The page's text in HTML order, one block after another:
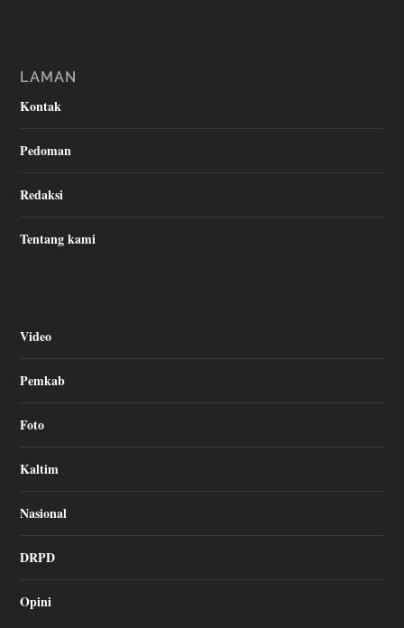
LAMAN
Kontak
Pedoman
Redaksi
Tentang kami
Video
Pemkab
Foto
Kaltim
Nasional
DRPD
Opini